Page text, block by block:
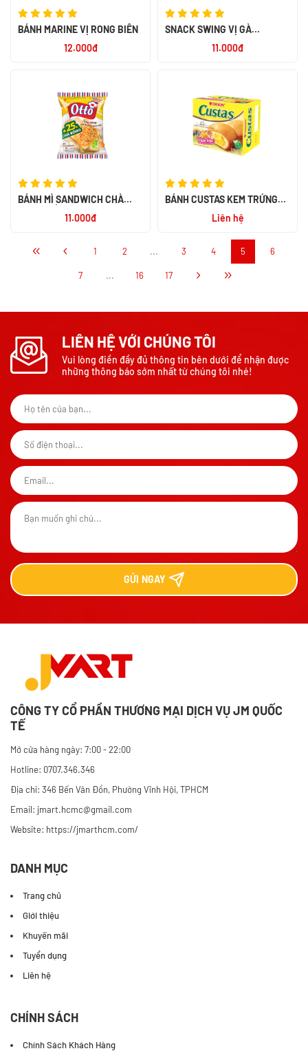
BÁNH MARINE VỊ RONG BIỂN
12.000đ
SNACK SWING VỊ GÀ
11.000đ
BÁNH MÌ SANDWICH CHÀ
11.000đ
BÁNH CUSTAS KEM TRỨNG
Liên hệ
1 2 ... 3 4 5 6
7 ... 16 17
LIÊN HỆ VỚI CHÚNG TÔI
Vui lòng điền đầy đủ thông tin bên dưới để nhận được
những thông báo sớm nhất từ chúng tôi nhé!
GỬI NGAY
CÔNG TY CỔ PHẦN THƯƠNG MẠI DỊCH VỤ JM QUỐC
TẾ
Mở cửa hàng ngày: 7:00 - 22:00
Hotline: 0707.346.346
Địa chỉ: 346 Bến Vân Đồn, Phường Vĩnh Hội, TPHCM
Email: jmart.hcmc@gmail.com
Website: https://jmarthcm.com/
DANH MỤC
Trang chủ
Giới thiệu
Khuyến mãi
Tuyển dụng
Liên hệ
CHÍNH SÁCH
Chính Sách Khách Hàng